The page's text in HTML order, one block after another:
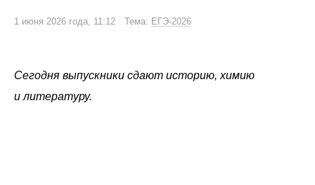
1 июня 2026 года, 11:12 Тема: ЕГЭ-2026
Сегодня выпускники сдают историю, химию
и литературу.